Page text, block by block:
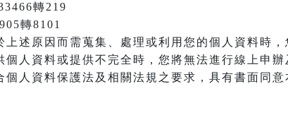
轉219
轉8101
上述原因而需蒐集、處理或利用您的個人資料時
個人資料或提供不完全時，您將無法進行線上申辦
個人資料保護法及相關法規之要求，具有書面同